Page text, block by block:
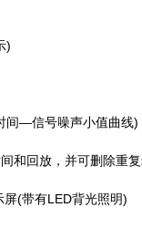
)
—信号噪声小值曲线)
回放，并可删除重
(带有LED背光照明)